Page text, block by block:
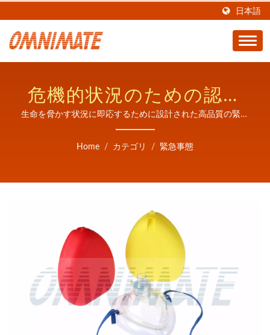
日本語
危機的状況のための認定
緊急医療機器
生命を脅かす状況に即応するために設計された高品質の緊急
医療機器
Home / カテゴリ / 緊急事態